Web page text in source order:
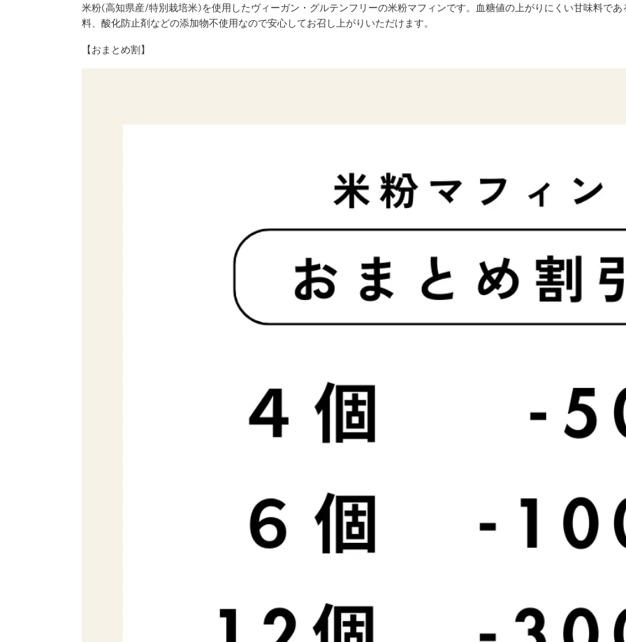
米粉(高知県産/特別栽培米)を使用したヴィーガン・グルテンフリーの米粉マフィンです。血糖値の上がりにくい甘味料で
料、酸化防止剤などの添加物不使用なので安心してお召し上がりいただけます。
【おまとめ割】